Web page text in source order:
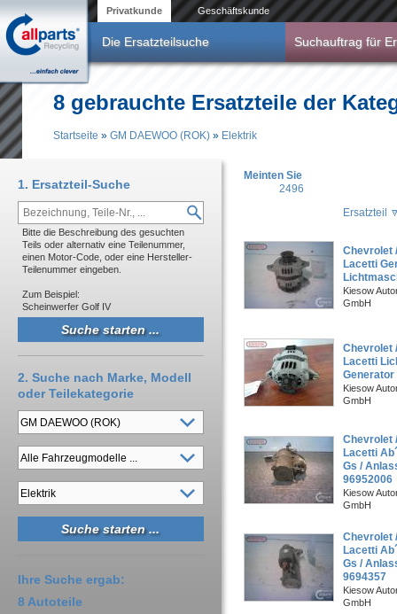
Privatkunde Geschäftskunde
Die Ersatzteilsuche Suchauftrag für
8 gebrauchte Ersatzteile der
Startseite » GM DAEWOO (ROK) » Elektrik
Meinten Sie
2496
Ersatzteil
Chevrolet
Lacetti
Kiesow
GmbH
Chevrolet
Lacetti
Generator
Kiesow
GmbH
Chevrolet
Lacetti
Gs /
96952006
Kiesow
GmbH
Chevrolet
Lacetti
Gs /
9694357
Kiesow
GmbH
1. Ersatzteil-Suche
Bitte die Beschreibung des gesuchten
Teils oder alternativ eine Teilenummer,
einen Motor-Code, oder eine Hersteller-
Teilenummer eingeben.
Zum Beispiel:
Scheinwerfer Golf IV
2. Suche nach Marke, Modell
oder Teilekategorie
Ihre Suche ergab:
8 Autoteile